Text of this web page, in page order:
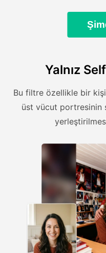
Yalnız
Bu filtre özellikle bir
üst vücut portresinin